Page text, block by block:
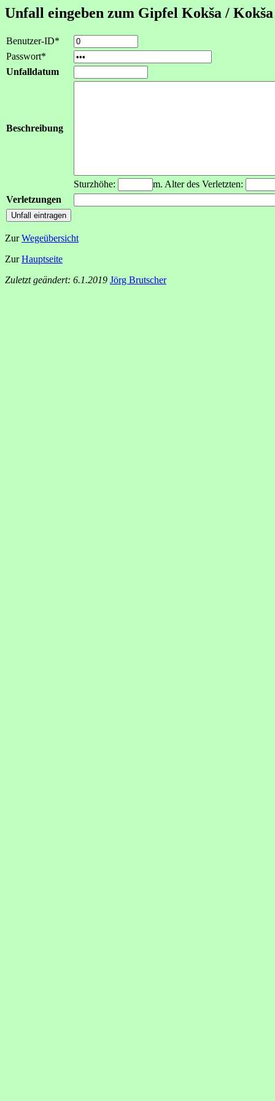
Unfall eingeben zum Gipfel Kokša / Kokša
Benutzer-ID*
Passwort*
Unfalldatum
Beschreibung
Sturzhöhe:
m. Alter des Verletzten:
Verletzungen
ZurWegeübersicht
ZurHauptseite
Zuletzt geändert: 6.1.2019 Jörg Brutscher